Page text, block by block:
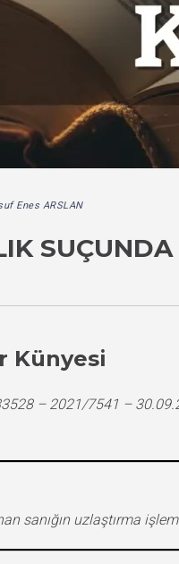
Enes ARSLAN
Künyesi
– 2021/7541 –
sanığın uzlaştırma